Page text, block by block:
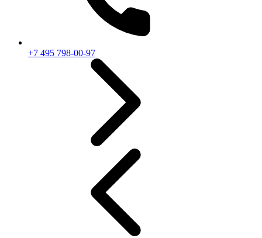
+7 495 798-00-97